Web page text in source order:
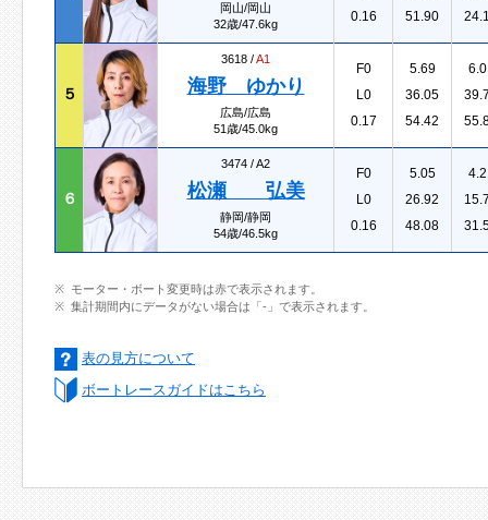
岡山/岡山
32歳/47.6kg
0.16
51.90
５
3618 /A1
海野 ゆかり
広島/広島
51歳/45.0kg
F0
L0
0.17
5.69
36.05
54.42
６
3474 /A2
松瀬 弘美
静岡/静岡
54歳/46.5kg
F0
L0
0.16
5.05
26.92
48.08
モーター・ボート変更時は赤で表示されます。
集計期間内にデータがない場合は「-」で表示されます。
表の見方について
ボートレースガイドはこちら